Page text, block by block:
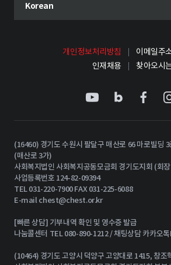
언어 선택 메뉴 열기
현재 선택된 언어
Korean
개인정보처리방침
이메일주
인재채용
찾아오시
(16460) 경기도 수원시 팔달구 매산로 66 마로빌딩
(매산로 3가)
사회복지법인 사회복지공동모금회 경기도지회 (회
사업등록번호 124-82-09394
TEL 031-220-7900 FAX 031-225-6088
E-mailchest@chest.or.kr
[빠른 상담] 기부내역 확인 및 영수증 발급
나눔콜센터 TEL 080-890-1212 / 채팅상담 카카오
(10464) 경기도 고양시 덕양구 고양대로 1415, 창조